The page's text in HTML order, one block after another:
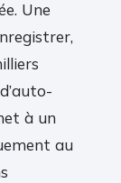
Une
à un
au